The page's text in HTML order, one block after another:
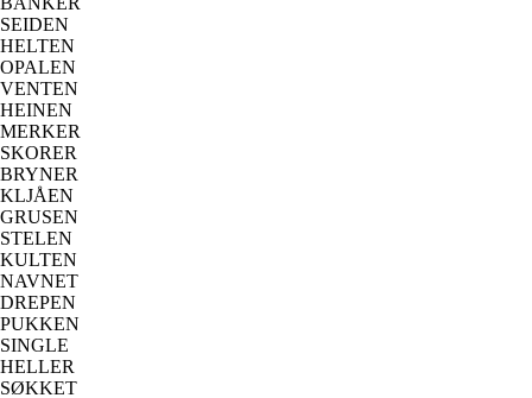
SEIDEN
HELTEN
OPALEN
VENTEN
HEINEN
MERKER
SKORER
BRYNER
KLJÅEN
GRUSEN
STELEN
KULTEN
NAVNET
DREPEN
PUKKEN
SINGLE
HELLER
SØKKET